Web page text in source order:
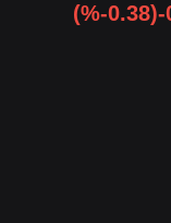
-
(%-0.38)